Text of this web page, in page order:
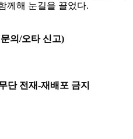
께해 눈길을 끌었다.
의/오타 신고)
전재-재배포 금지